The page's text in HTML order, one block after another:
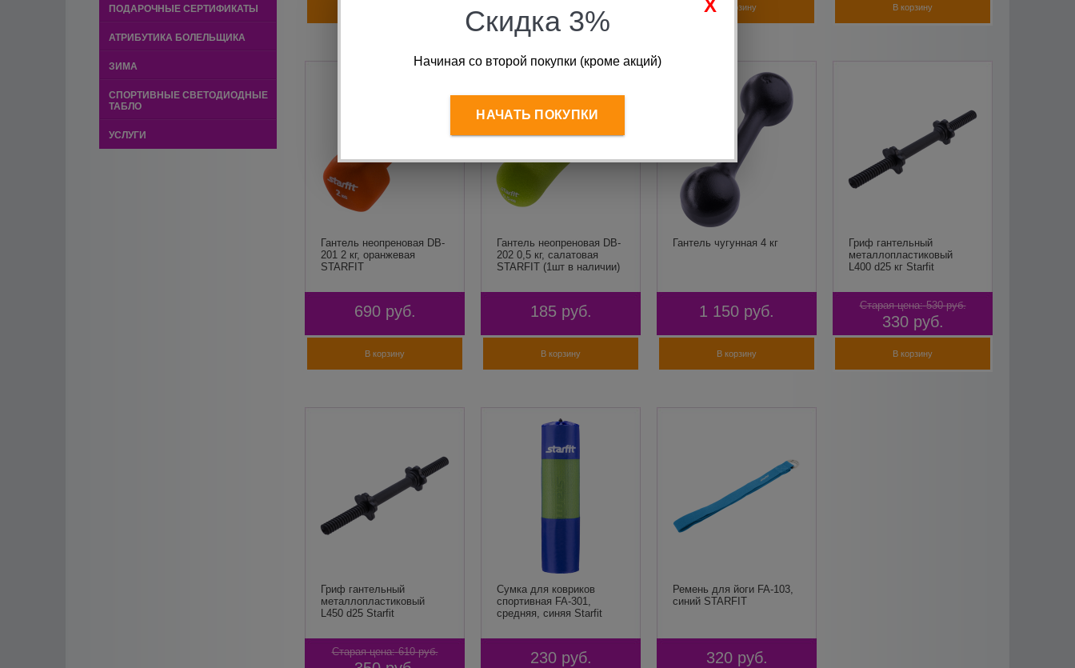
ПОДАРОЧНЫЕ СЕРТИФИКАТЫ
АТРИБУТИКА БОЛЕЛЬЩИКА
ЗИМА
СПОРТИВНЫЕ СВЕТОДИОДНЫЕ
ТАБЛО
УСЛУГИ
В корзину В корзину
Гантель неопреновая DB-
201 2 кг, оранжевая
STARFIT
690 руб.
В корзину
Гантель неопреновая DB-
202 0,5 кг, салатовая
STARFIT (1шт в наличии)
185 руб.
В корзину
Гантель чугунная 4 кг
1 150 руб.
В корзину
Гриф гантельный
металлопластиковый
L400 d25 кг Starfit
Старая цена: 530 руб.
330 руб.
В корзину
Гриф гантельный
металлопластиковый
L450 d25 Starfit
Старая цена: 610 руб.
Сумка для ковриков
cпортивная FA-301,
средняя, синяя Starfit
230 руб.
Ремень для йоги FA-103,
синий STARFIT
320 руб.
Скидка 3%
Начиная со второй покупки (кроме акций)
НАЧАТЬ ПОКУПКИ